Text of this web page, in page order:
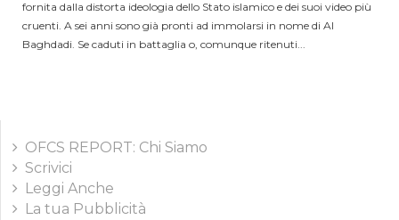
fornita dalla distorta ideologia dello Stato islamico e dei suoi video più
cruenti. A sei anni sono già pronti ad immolarsi in nome di Al
Baghdadi. Se caduti in battaglia o, comunque ritenuti...
OFCS REPORT: Chi Siamo
Scrivici
Leggi Anche
La tua Pubblicità